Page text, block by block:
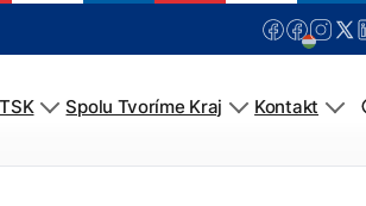
Spolu Tvoríme Kraj Kontakt